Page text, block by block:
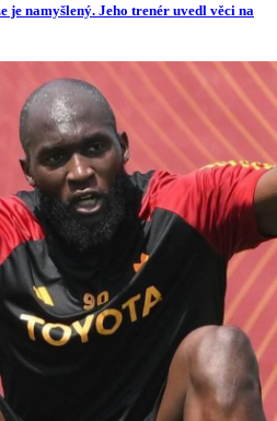
je namyšlený. Jeho trenér uvedl věci na